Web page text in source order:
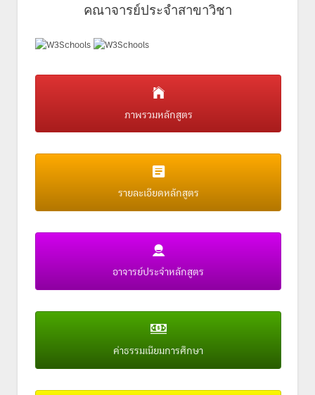
คณาจารย์ประจำสาขาวิชา
ภาพรวมหลักสูตร
รายละเอียดหลักสูตร
อาจารย์ประจำหลักสูตร
ค่าธรรมเนียมการศึกษา